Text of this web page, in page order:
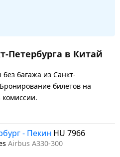
Петербурга в Китай
багажа из Санкт-
билетов на
комиссии.
- Пекин HU 7966
Airbus A330-300